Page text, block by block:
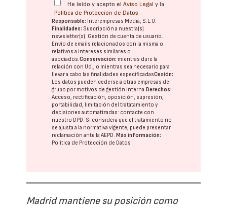
He leído y acepto elAviso Legal y la
Política de Protección de Datos
Responsable: Interempresas Media, S.L.U.
Finalidades: Suscripción a nuestra(s)
newsletter(s). Gestión de cuenta de usuario.
Envío de emails relacionados con la misma o
relativos a intereses similares o
asociados.Conservación: mientras dure la
relación con Ud., o mientras sea necesario para
llevar a cabo las finalidades especificadasCesión:
Los datos pueden cederse a otras empresas del
grupo por motivos de gestión interna.Derechos:
Acceso, rectificación, oposición, supresión,
portabilidad, limitación del tratatamiento y
decisiones automatizadas: contacte con
nuestro DPD. Si considera que el tratamiento no
se ajusta a la normativa vigente, puede presentar
reclamación ante laAEPD.Más información:
Política de Protección de Datos
Madrid mantiene su posición como